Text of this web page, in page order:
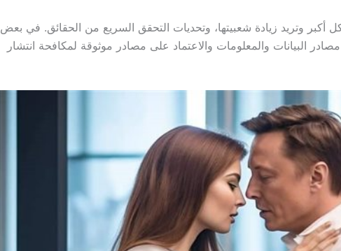
أكبر وتريد زيادة شعبيتها، وتحديات التحقق السريع من الحقائق. في بعض
البيانات والمعلومات والاعتماد على مصادر موثوقة لمكافحة انتشار